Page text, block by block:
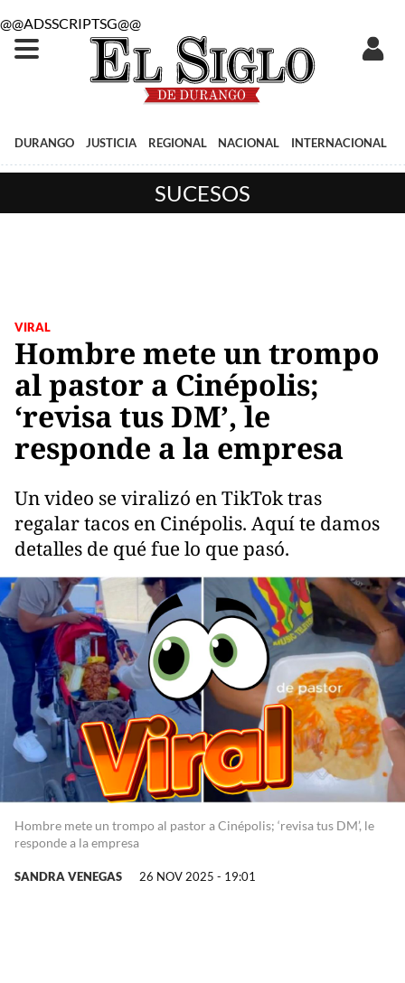
@@ADSSCRIPTSG@@
DURANGO JUSTICIA REGIONAL NACIONAL INTERNACIONAL
SUCESOS
VIRAL
Hombre mete un trompo
al pastor a Cinépolis;
‘revisa tus DM’, le
responde a la empresa
Un video se viralizó en TikTok tras
regalar tacos en Cinépolis. Aquí te damos
detalles de qué fue lo que pasó.
Hombre mete un trompo al pastor a Cinépolis; ‘revisa tus DM’, le
responde a la empresa
SANDRA VENEGAS 26 NOV 2025 - 19:01